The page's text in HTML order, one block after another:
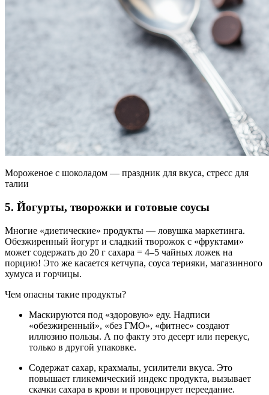
Мороженое с шоколадом — праздник для вкуса, стресс для
талии
5. Йогурты, творожки и готовые соусы
Многие «диетические» продукты — ловушка маркетинга.
Обезжиренный йогурт и сладкий творожок с «фруктами»
может содержать до 20 г сахара = 4–5 чайных ложек на
порцию! Это же касается кетчупа, соуса терияки, магазинного
хумуса и горчицы.
Чем опасны такие продукты?
Маскируются под «здоровую» еду. Надписи
«обезжиренный», «без ГМО», «фитнес» создают
иллюзию пользы. А по факту это десерт или перекус,
только в другой упаковке.
Содержат сахар, крахмалы, усилители вкуса. Это
повышает гликемический индекс продукта, вызывает
скачки сахара в крови и провоцирует переедание.